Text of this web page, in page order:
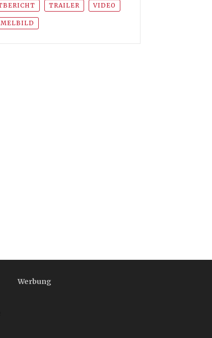
TRAILER VIDEO
Werbung